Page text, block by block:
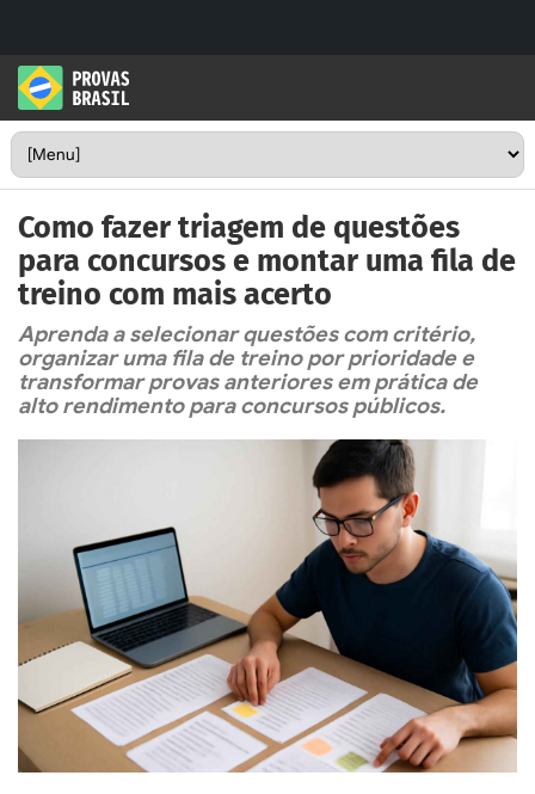
Como fazer triagem de questões
para concursos e montar uma fila de
treino com mais acerto
Aprenda a selecionar questões com critério,
organizar uma fila de treino por prioridade e
transformar provas anteriores em prática de
alto rendimento para concursos públicos.